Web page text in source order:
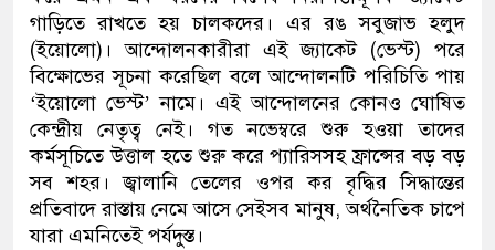
গাড়িতে রাখতে হয় চালকদের। এর রঙ সবুজাভ হলুদ
(ইয়োলো)। আন্দোলনকারীরা এই জ্যাকেট (ভেস্ট) পরে
বিক্ষোভের সূচনা করেছিল বলে আন্দোলনটি পরিচিতি পায়
‘ইয়োলো ভেস্ট’ নামে। এই আন্দোলনের কোনও ঘোষিত
কেন্দ্রীয় নেতৃত্ব নেই। গত নভেম্বরে শুরু হওয়া তাদের
কর্মসূচিতে উত্তাল হতে শুরু করে প্যারিসসহ ফ্রান্সের বড় বড়
সব শহর। জ্বালানি তেলের ওপর কর বৃদ্ধির সিদ্ধান্তের
প্রতিবাদে রাস্তায় নেমে আসে সেইসব মানুষ, অর্থনৈতিক চাপে
যারা এমনিতেই পর্যদুস্ত।